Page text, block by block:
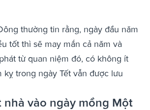
thường tin rằng, ngày đầu năm
tốt thì sẽ may mắn cả năm và
từ quan niệm đó, có không ít
kỵ trong ngày Tết vẫn được lưu
nhà vào ngày mồng Một